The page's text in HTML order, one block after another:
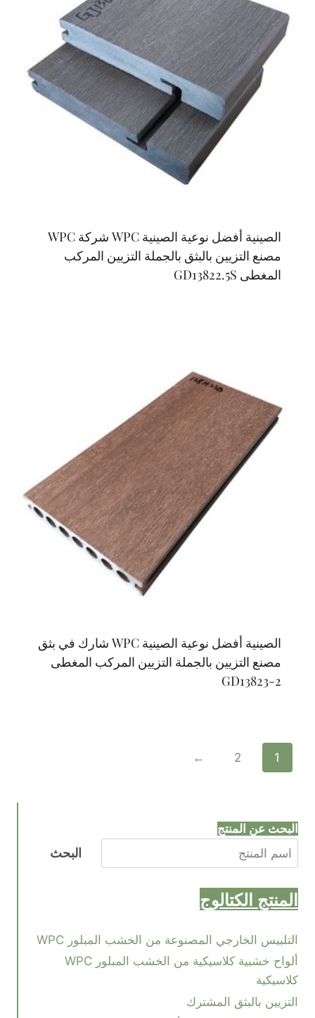
الصينية أفضل نوعية الصينية WPC شركة WPC
مصنع التزيين بالبثق بالجملة التزيين المركب
المغطى GD13822.5S
الصينية أفضل نوعية الصينية WPC شارك في بثق
مصنع التزيين بالجملة التزيين المركب المغطى
GD13823-2
1
2
←
البحث عن المنتج
البحث
المنتج الكتالوج
التلبيس الخارجي المصنوعة من الخشب المبلور WPC
ألواح خشبية كلاسيكية من الخشب المبلور WPC
كلاسيكية
التزيين بالبثق المشترك